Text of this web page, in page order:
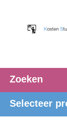
Zoeken
Selecteer